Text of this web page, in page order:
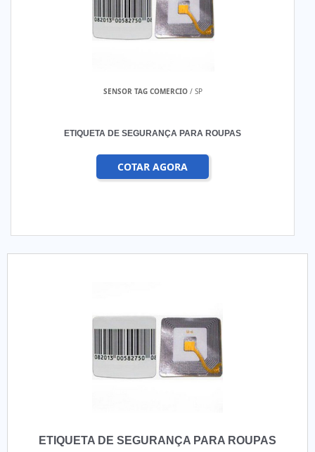
SENSOR TAG COMERCIO/ SP
ETIQUETA DE SEGURANÇA PARA ROUPAS
COTAR AGORA
ETIQUETA DE SEGURANÇA PARA ROUPAS